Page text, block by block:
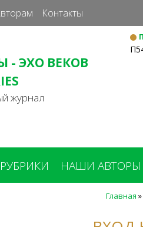
к
основному
Контакты
- ЭХО ВЕКОВ
журнал
РУБРИКИ НАШИ АВТОРЫ
Главная »